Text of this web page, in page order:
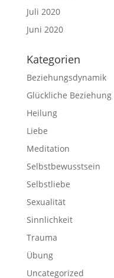
Juli 2020
Juni 2020
Kategorien
Beziehungsdynamik
Glückliche Beziehung
Heilung
Liebe
Meditation
Selbstbewusstsein
Selbstliebe
Sexualität
Sinnlichkeit
Trauma
Übung
Uncategorized